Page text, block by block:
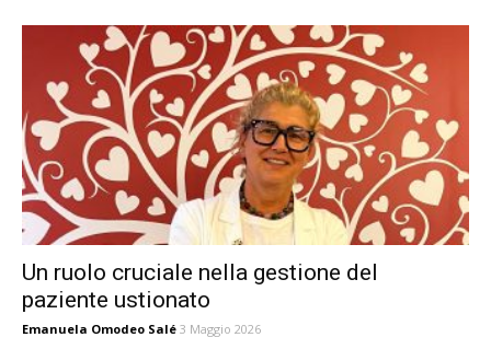
Un ruolo cruciale nella gestione del
paziente ustionato
Emanuela Omodeo Salé 3 Maggio 2026